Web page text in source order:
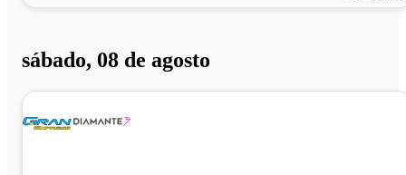
sábado, 08 de agosto